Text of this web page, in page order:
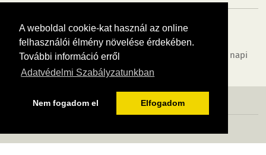
A weboldal cookie-kat használ az online
felhasználói élmény növelése érdekében.
További információ erről
Adatvédelmi Szabályzatunkban
Nem fogadom el Elfogadom
Tudj meg többet városodról! Hírek, programok, képek, napi
menü, cégek…. és minden, ami Győr
MÉDIAAJÁNLÓ ADATVÉDELEM IMPRESSZUM RÓLUNK